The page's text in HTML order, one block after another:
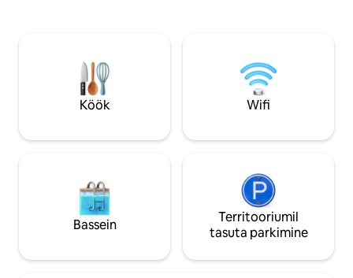
minutilise autosõidu kaugusel on Ein
Moda ja Springssi park. Mõne minuti
autosõidu kaugusel on mitmesugused
vaatamisväärsused ja matkamiskohad -
aiad ja palju muud Juhendame ja aitame
meeldivaks. Pole tänu väärt;)
koduselt. Üksus
autosõidu
(Sahne) ja kõigist
minutilise
kaugusel ostu- ja
Jordaania
Köök Wifi
Bassein
Territooriumil
tasuta parkimine